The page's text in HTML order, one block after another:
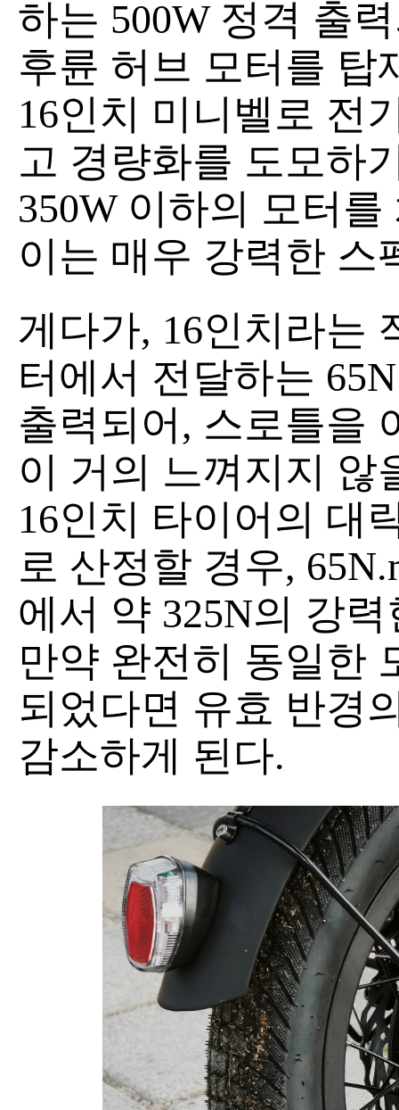
하는 500W 정격 출
후륜 허브 모터를 탑
16인치 미니벨로 전
고 경량화를 도모하
350W 이하의 모터
이는 매우 강력한 스
게다가, 16인치라는
터에서 전달하는
출력되어, 스로틀을
이 거의 느껴지지 않
16인치 타이어의 대
로 산정할 경우,
에서 약 325N의 강
만약 완전히 동일한
되었다면 유효 반경
감소하게 된다.